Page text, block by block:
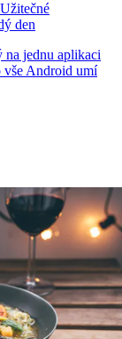
den
na jednu aplikaci
vše Android umí